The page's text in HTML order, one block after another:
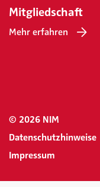
Mitgliedschaft
Mehr erfahren
© 2026 NIM
Datenschutzhinweise
Impressum